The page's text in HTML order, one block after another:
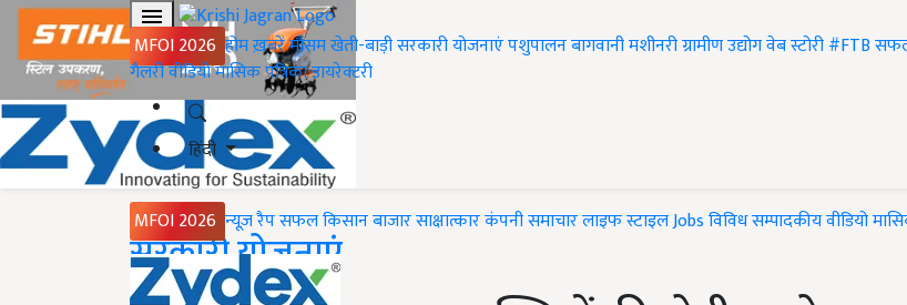
MFOI 2026 होमख़बरेंमौसमखेती-बाड़ीसरकारी योजनाएंपशुपालनबागवानीमशीनरीग्रामीण उद्योगवेब स्टोरी#FTB
गैलरीवीडियोमासिक पत्रिकाडायरेक्टरी
हिंदी
MFOI 2026 न्यूज़ रैपसफल किसानबाजारसाक्षात्कारकंपनी समाचारलाइफ स्टाइलJobsविविधसम्पादकीयवीडियो
Home
सरकारी योजनाएं